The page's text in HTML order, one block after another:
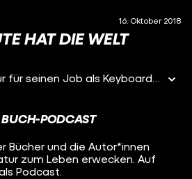
16. Oktober 2018
HAT DIE WELT
Flake brennt. Nicht nur für seinen Job als Keyboarder bei Rammstein. Sondern vor allem dann, wenn auf der Bühne Rammstein-Sänger Till Lindemann den Flammenwerfer auf ihn hält.Mit 'Heute hat die Welt Geburtstag' gibt es jetzt nicht nur einen weiteren Einblick in das Leben von Flake, sondern auch in den Bandalltag von erfolgreichsten deutschen Band im Ausland. Durch Flakes Augen gesehen unfassbar lustig!
BUCH-PODCAST
Bücher und die Autor*innen
zum Leben erwecken. Auf
Podcast.